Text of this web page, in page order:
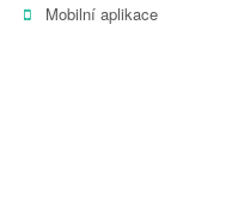
Mobilní aplikace